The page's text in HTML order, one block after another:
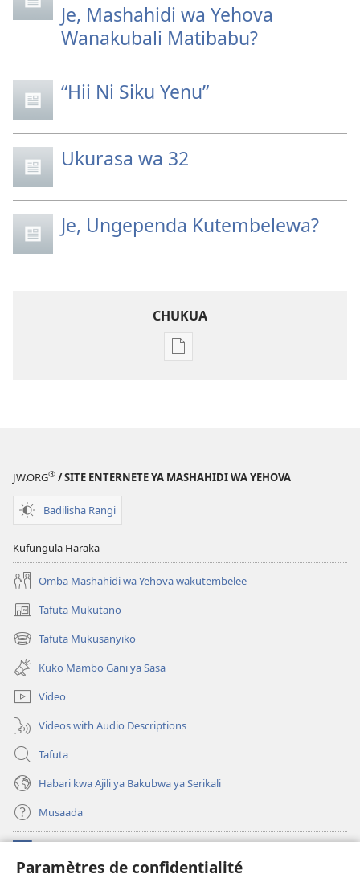
Paramètres de confidentialité
Je, Mashahidi wa Yehova
Wanakubali Matibabu?
“Hii Ni Siku Yenu”
Ukurasa wa 32
Je, Ungependa Kutembelewa?
CHUKUA
Njia
kielektroniki
wa
2,
JW.ORG® / SITE ENTERNETE YA MASHAHIDI WA YEHOVA
Badilisha Rangi
Kufungula Haraka
Omba Mashahidi wa Yehova wakutembelee
Tafuta Mukutano
(opens
new
window)
Tafuta Mukusanyiko
(opens
new
window)
Kuko Mambo Gani ya Sasa
Video
Videos with Audio Descriptions
Tafuta
Habari kwa Ajili ya Bakubwa ya Serikali
Musaada
(opens
new